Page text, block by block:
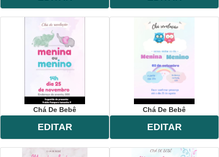
Chá De Bebê
EDITAR
Chá De Bebê
EDITAR